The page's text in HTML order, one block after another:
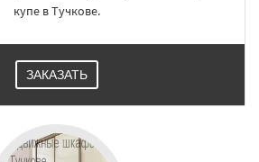
купе в Тучкове.
ЗАКАЗАТЬ